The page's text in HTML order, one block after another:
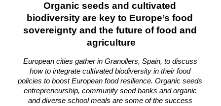
Organic seeds and cultivated
biodiversity are key to Europe’s food
sovereignty and the future of food and
agriculture
European cities gather in Granollers, Spain, to discuss
how to integrate cultivated biodiversity in their food
policies to boost European food resilience. Organic seeds
entrepreneurship, community seed banks and organic
and diverse school meals are some of the success